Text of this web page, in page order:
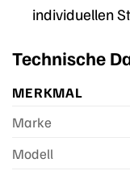
individuellen
Technische
MERKMAL
Marke
Modell